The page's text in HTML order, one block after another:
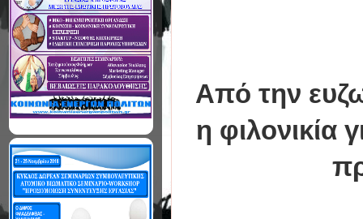
Από την
η φιλονικία